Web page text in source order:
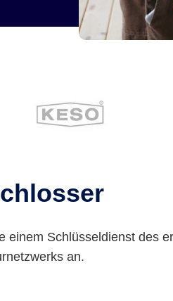
einem Schlüsseldienst des
an.